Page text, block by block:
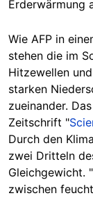
Erderwärmung
Wie AFP in
stehen die im
Hitzewellen
starken
zueinander.
Zeitschrift "
Durch den
zwei Dritteln
Gleichgewicht.
zwischen